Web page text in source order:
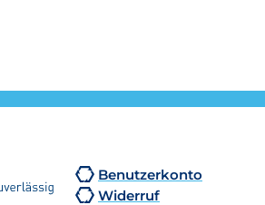
Benutzerkonto
Widerruf